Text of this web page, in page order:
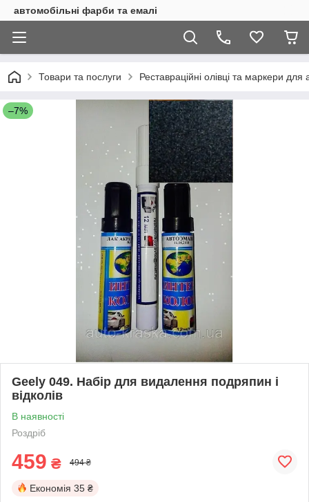
автомобільні фарби та емалі
Товари та послуги Реставраційні олівці та маркери для
–7%
Geely 049. Набір для видалення подряпин і
відколів
В наявності
Роздріб
459 ₴ 494 ₴
Економія 35 ₴